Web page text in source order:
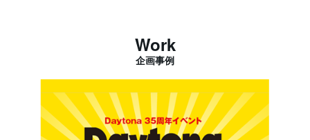
Work
企画事例